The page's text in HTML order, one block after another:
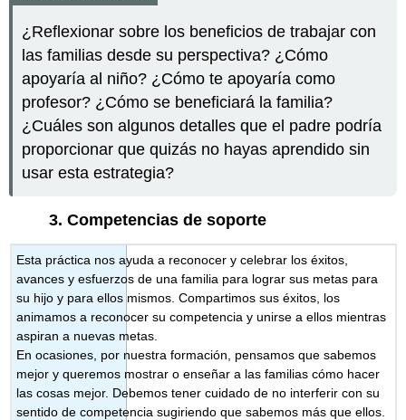
¿Reflexionar sobre los beneficios de trabajar con
las familias desde su perspectiva? ¿Cómo
apoyaría al niño? ¿Cómo te apoyaría como
profesor? ¿Cómo se beneficiará la familia?
¿Cuáles son algunos detalles que el padre podría
proporcionar que quizás no hayas aprendido sin
usar esta estrategia?
3.Competencias de soporte
Esta práctica nos ayuda a reconocer y celebrar los éxitos,
avances y esfuerzos de una familia para lograr sus metas para
su hijo y para ellos mismos. Compartimos sus éxitos, los
animamos a reconocer su competencia y unirse a ellos mientras
aspiran a nuevas metas.
En ocasiones, por nuestra formación, pensamos que sabemos
mejor y queremos mostrar o enseñar a las familias cómo hacer
las cosas mejor. Debemos tener cuidado de no interferir con su
sentido de competencia sugiriendo que sabemos más que ellos.